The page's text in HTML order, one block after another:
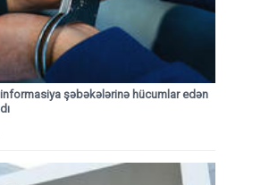
şəbəkələrinə hücumlar edən